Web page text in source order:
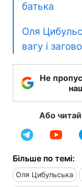
батька
Оля
вагу і
Не
Або
Більше по темі:
Оля Цибульська